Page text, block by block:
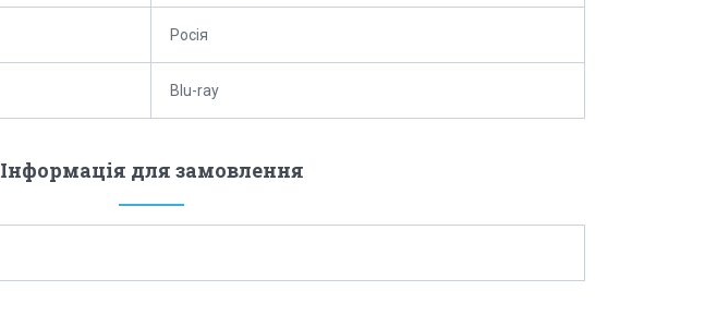
Росія
Blu-ray
Інформація для замовлення